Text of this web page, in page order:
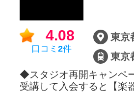
4.08
口コミ 2件
東京
◆スタジオ再開キャンペ
受講して入会すると【